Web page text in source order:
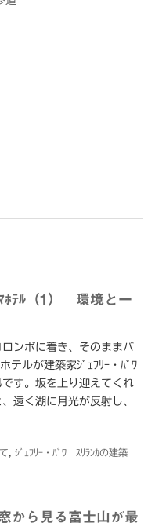
ﾎﾃﾙ（1） 環境と一
ンボに着き、そのままバ
テルが建築家ｼﾞｪﾌﾘｰ・ﾊﾞﾜ
です。坂を上り迎えてくれ
遠く湖に月光が反射し、
ｼﾞｪﾌﾘｰ・ﾊﾞﾜ ｽﾘﾗﾝｶの建築
から見る富士山が最